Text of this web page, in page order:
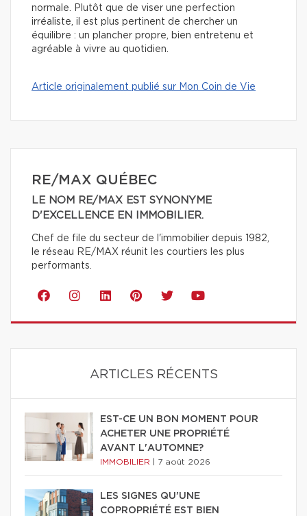
normale. Plutôt que de viser une perfection
irréaliste, il est plus pertinent de chercher un
équilibre : un plancher propre, bien entretenu et
agréable à vivre au quotidien.
Article originalement publié sur Mon Coin de Vie
RE/MAX QUÉBEC
LE NOM RE/MAX EST SYNONYME
D'EXCELLENCE EN IMMOBILIER.
Chef de file du secteur de l'immobilier depuis 1982,
le réseau RE/MAX réunit les courtiers les plus
performants.
ARTICLES RÉCENTS
EST-CE UN BON MOMENT POUR
ACHETER UNE PROPRIÉTÉ
AVANT L'AUTOMNE?
IMMOBILIER 7 août 2026
LES SIGNES QU'UNE
COPROPRIÉTÉ EST BIEN